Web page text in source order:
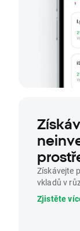
Získávejte
vkladů v
Zjistěte